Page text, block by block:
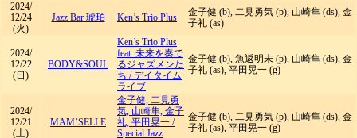
2024/
12/24
(火)
Jazz Bar 琥珀 Ken’s Trio Plus
金子健 (b), 二見勇気 (p), 山崎隼 (ds), 金
子礼 (as)
2024/
12/22
(日)
BODY&SOUL
Ken’s Trio Plus
feat. 未来を奏で
るジャズメンた
ち /デイタイム
ライブ
金子健 (b), 魚返明未 (p), 山崎隼 (ds), 金
子礼 (as), 平田晃一 (g)
2024/
12/21
(土)
MAM’SELLE
金子健, 二見勇
気, 山崎隼, 金子
礼, 平田晃一 /
Special Jazz
金子健 (b), 二見勇気 (p), 山崎隼 (ds), 金
子礼 (as), 平田晃一 (g)